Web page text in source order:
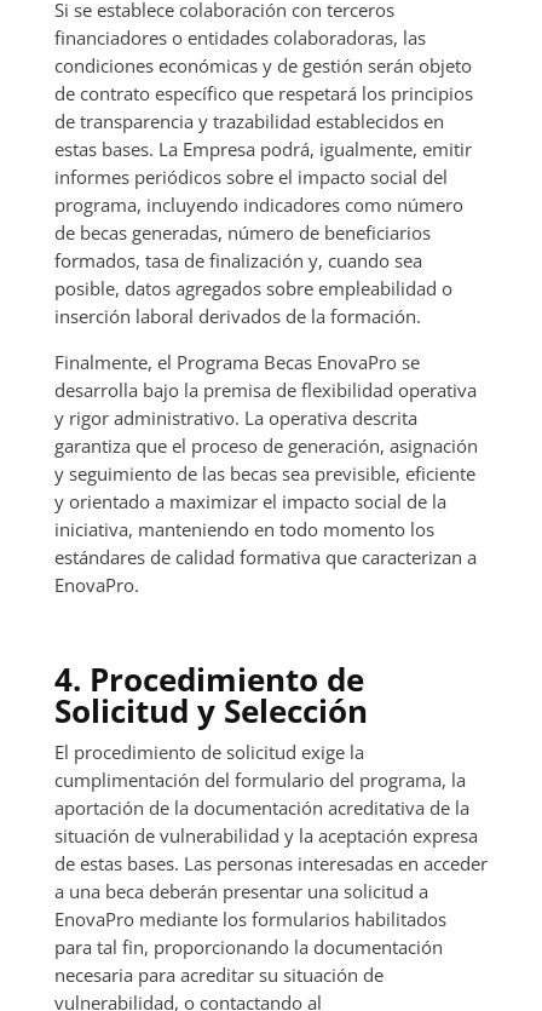
Si se establece colaboración con terceros
financiadores o entidades colaboradoras, las
condiciones económicas y de gestión serán objeto
de contrato específico que respetará los principios
de transparencia y trazabilidad establecidos en
estas bases. La Empresa podrá, igualmente, emitir
informes periódicos sobre el impacto social del
programa, incluyendo indicadores como número
de becas generadas, número de beneficiarios
formados, tasa de finalización y, cuando sea
posible, datos agregados sobre empleabilidad o
inserción laboral derivados de la formación.
Finalmente, el Programa Becas EnovaPro se
desarrolla bajo la premisa de flexibilidad operativa
y rigor administrativo. La operativa descrita
garantiza que el proceso de generación, asignación
y seguimiento de las becas sea previsible, eficiente
y orientado a maximizar el impacto social de la
iniciativa, manteniendo en todo momento los
estándares de calidad formativa que caracterizan a
EnovaPro.
4. Procedimiento de
Solicitud y Selección
El procedimiento de solicitud exige la
cumplimentación del formulario del programa, la
aportación de la documentación acreditativa de la
situación de vulnerabilidad y la aceptación expresa
de estas bases. Las personas interesadas en acceder
a una beca deberán presentar una solicitud a
EnovaPro mediante los formularios habilitados
para tal fin, proporcionando la documentación
necesaria para acreditar su situación de
vulnerabilidad, o contactando al